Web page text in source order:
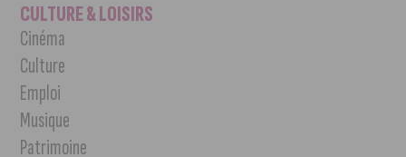
CULTURE & LOISIRS
Cinéma
Culture
Emploi
Musique
Patrimoine